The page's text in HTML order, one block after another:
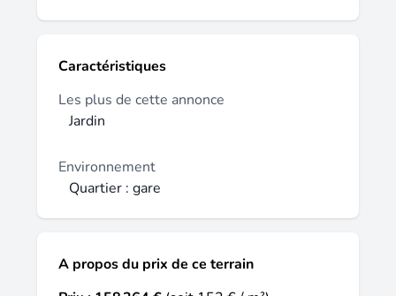
Caractéristiques
Les plus de cette annonce
Jardin
Environnement
Quartier : gare
A propos du prix de ce terrain